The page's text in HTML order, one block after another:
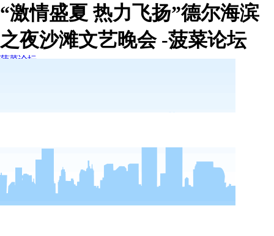
“激情盛夏 热力飞扬”德尔海滨
之夜沙滩文艺晚会 -菠菜论坛
菠菜论坛
菠菜论坛的简介
荣誉资质
菠菜论坛的文化 公司新闻
行业新闻
视频中心